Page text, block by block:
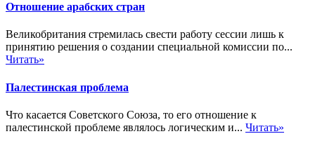
Отношение арабских стран
Великобритания стремилась свести работу сессии лишь к
принятию решения о создании специальной комиссии по...
Читать»
Палестинская проблема
Что касается Советского Союза, то его отношение к
палестинской проблеме являлось логическим и... Читать»